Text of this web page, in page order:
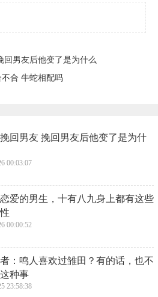
回男友后他变了是为什么
合 牛蛇相配吗
回男友 挽回男友后他变了是为什
00:03:07
爱的男生，十有八九身上都有这些
00:00:52
：鸣人喜欢过雏田？有的话，也不
种事
23:58:38